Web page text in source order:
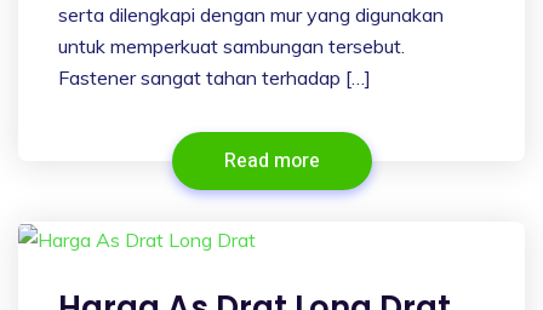
serta dilengkapi dengan mur yang digunakan
untuk memperkuat sambungan tersebut.
Fastener sangat tahan terhadap […]
Read more